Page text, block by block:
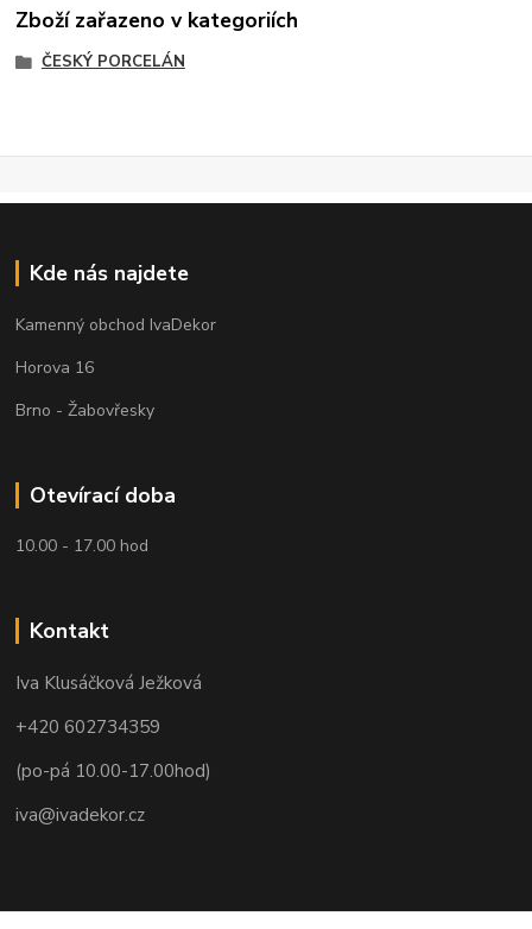
Zboží zařazeno v kategoriích
ČESKÝ PORCELÁN
Kde nás najdete
Kamenný obchod IvaDekor
Horova 16
Brno - Žabovřesky
Otevírací doba
10.00 - 17.00 hod
Kontakt
Iva Klusáčková Ježková
+420 602734359
(po-pá 10.00-17.00hod)
iva@ivadekor.cz